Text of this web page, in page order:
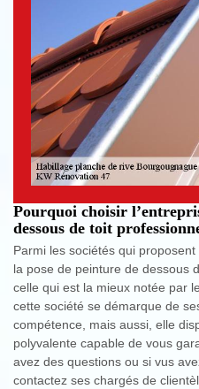
Pourquoi choisir
dessous de toit
Parmi les sociétés qui
la pose de peinture de dessous
celle qui est la mieux notée par
cette société se démarque de
compétence, mais aussi, elle
polyvalente capable de vous
avez des questions ou si vus
contactez ses chargés de